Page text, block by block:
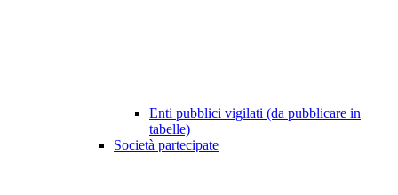
Enti pubblici vigilati (da pubblicare in
tabelle)
Società partecipate